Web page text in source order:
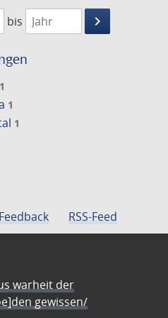
1801
bis
keyboard_arrow_right
Suche
1
1
1
Feedback RSS-Feed
warheit der
gewissen/